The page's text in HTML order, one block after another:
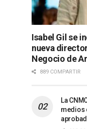
Isabel Gil se
nueva
Negocio de
889 COMPARTIR
La
medios